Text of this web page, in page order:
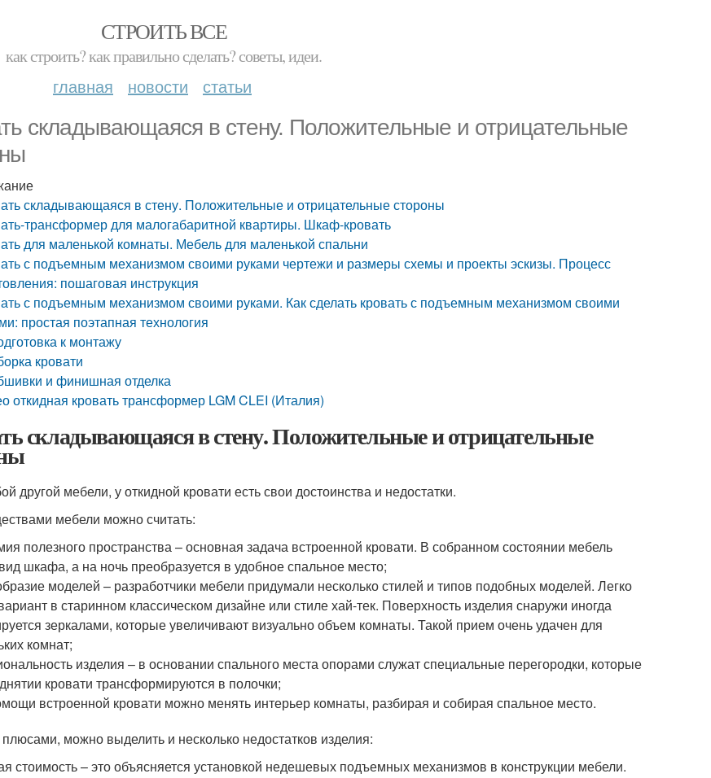
СТРОИТЬ ВСЕ
как строить? как правильно сделать? советы, идеи.
главная новости статьи
складывающаяся в стену. Положительные и отрицательные
складывающаяся в стену. Положительные и отрицательные стороны
трансформер для малогабаритной квартиры. Шкаф-кровать
для маленькой комнаты. Мебель для маленькой спальни
с подъемным механизмом своими руками чертежи и размеры схемы и проекты эскизы. Процесс
пошаговая инструкция
с подъемным механизмом своими руками. Как сделать кровать с подъемным механизмом своими
простая поэтапная технология
к монтажу
кровати
и финишная отделка
откидная кровать трансформер LGM CLEI (Италия)
складывающаяся в стену. Положительные и отрицательные
другой мебели, у откидной кровати есть свои достоинства и недостатки.
мебели можно считать:
полезного пространства – основная задача встроенной кровати. В собранном состоянии мебель
шкафа, а на ночь преобразуется в удобное спальное место;
моделей – разработчики мебели придумали несколько стилей и типов подобных моделей. Легко
в старинном классическом дизайне или стиле хай-тек. Поверхность изделия снаружи иногда
зеркалами, которые увеличивают визуально объем комнаты. Такой прием очень удачен для
комнат;
изделия – в основании спального места опорами служат специальные перегородки, которые
кровати трансформируются в полочки;
встроенной кровати можно менять интерьер комнаты, разбирая и собирая спальное место.
можно выделить и несколько недостатков изделия:
стоимость – это объясняется установкой недешевых подъемных механизмов в конструкции мебели.